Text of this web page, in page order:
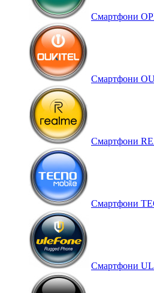
Смартфони
Смартфони
Смартфони
Смартфони
Смартфони